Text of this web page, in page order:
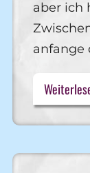
aber ich
anfange